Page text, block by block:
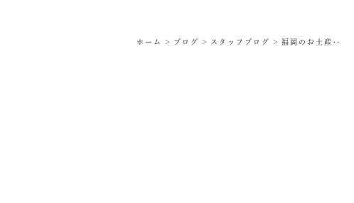
入れ歯
ホーム ブログ スタッフブログ 福岡のお土産‥